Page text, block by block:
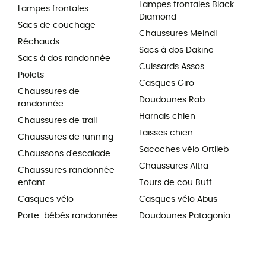
Lampes frontales
Sacs de couchage
Réchauds
Sacs à dos randonnée
Piolets
Chaussures de
randonnée
Chaussures de trail
Chaussures de running
Chaussons d'escalade
Chaussures randonnée
enfant
Casques vélo
Porte-bébés randonnée
Lampes frontales Black
Diamond
Chaussures Meindl
Sacs à dos Dakine
Cuissards Assos
Casques Giro
Doudounes Rab
Harnais chien
Laisses chien
Sacoches vélo Ortlieb
Chaussures Altra
Tours de cou Buff
Casques vélo Abus
Doudounes Patagonia